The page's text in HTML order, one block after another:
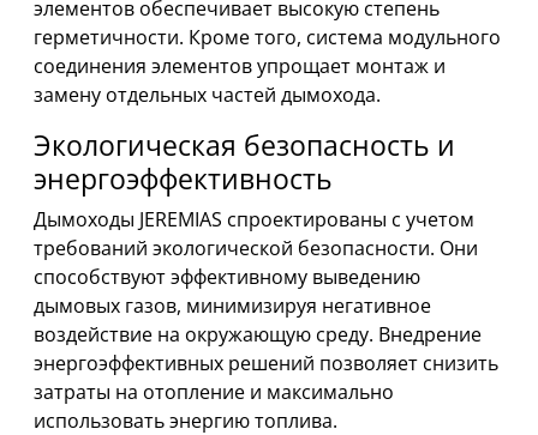
элементов обеспечивает высокую степень
герметичности. Кроме того, система модульного
соединения элементов упрощает монтаж и
замену отдельных частей дымохода.
Экологическая безопасность и
энергоэффективность
Дымоходы JEREMIAS спроектированы с учетом
требований экологической безопасности. Они
способствуют эффективному выведению
дымовых газов, минимизируя негативное
воздействие на окружающую среду. Внедрение
энергоэффективных решений позволяет снизить
затраты на отопление и максимально
использовать энергию топлива.